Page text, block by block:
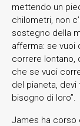
mettendo un
chilometri, non
sostegno della
afferma: se vuoi
correre lontano,
che se vuoi
del pianeta,
bisogno di loro”.
James ha corso